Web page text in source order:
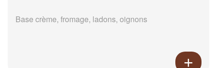
Base crème, fromage, ladons, oignons